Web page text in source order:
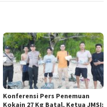
Konferensi Pers Penemuan
Kokain 27 Kg Batal, Ketua JMSI: